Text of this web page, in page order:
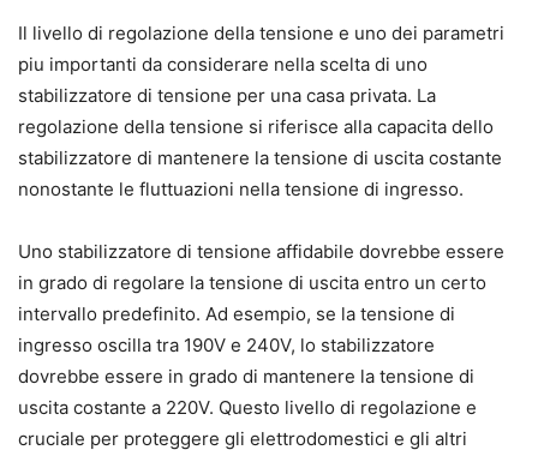
Il livello di regolazione della tensione e uno dei parametri
piu importanti da considerare nella scelta di uno
stabilizzatore di tensione per una casa privata. La
regolazione della tensione si riferisce alla capacita dello
stabilizzatore di mantenere la tensione di uscita costante
nonostante le fluttuazioni nella tensione di ingresso.
Uno stabilizzatore di tensione affidabile dovrebbe essere
in grado di regolare la tensione di uscita entro un certo
intervallo predefinito. Ad esempio, se la tensione di
ingresso oscilla tra 190V e 240V, lo stabilizzatore
dovrebbe essere in grado di mantenere la tensione di
uscita costante a 220V. Questo livello di regolazione e
cruciale per proteggere gli elettrodomestici e gli altri